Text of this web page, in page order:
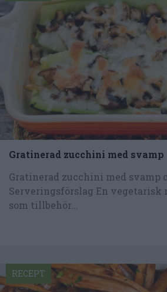
Gratinerad zucchini med svamp
Gratinerad zucchini med svamp
Serveringsförslag En vegetarisk
som tillbehör...
RECEPT